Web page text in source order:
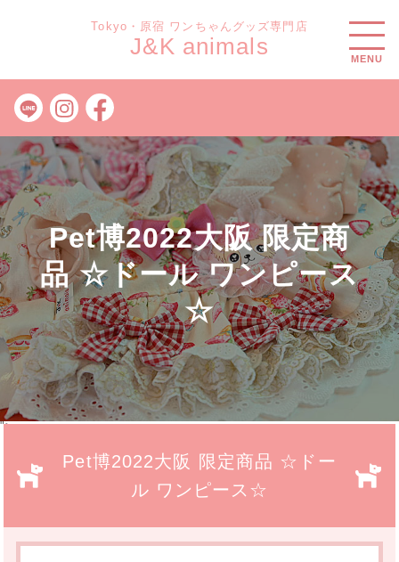
Tokyo・原宿 ワンちゃんグッズ専門店
J&K animals MENU
">
Pet博2022大阪 限定商
品 ☆ドール ワンピース
☆
Pet博2022大阪 限定商品 ☆ドー
ル ワンピース☆